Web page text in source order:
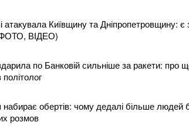
атакувала Київщину та Дніпропетровщину: є
ВІДЕО)
по Банковій сильніше за ракети: про
набирає обертів: чому дедалі більше людей
розмов